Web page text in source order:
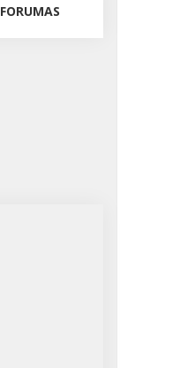
FORUMAS